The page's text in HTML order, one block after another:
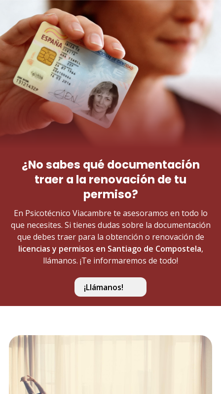
¿No sabes qué documentación
traer a la renovación de tu
permiso?
En Psicotécnico Viacambre te asesoramos en todo lo
que necesites. Si tienes dudas sobre la documentación
que debes traer para la obtención o renovación de
licencias y permisos en Santiago de Compostela,
llámanos. ¡Te informaremos de todo!
¡Llámanos!